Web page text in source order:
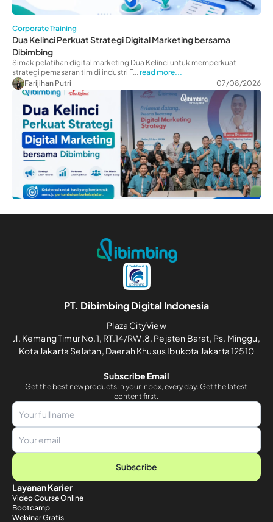
Corporate Training
Dua Kelinci Perkuat Strategi Digital Marketing bersama
Dibimbing
Simak pelatihan digital marketing Dua Kelinci untuk memperkuat
strategi pemasaran tim di industri F...read more...
Farijihan Putri
07/08/2026
PT. Dibimbing Digital Indonesia
Plaza CityView
Jl. Kemang Timur No.1, RT.14/RW.8, Pejaten Barat, Ps. Minggu,
Kota Jakarta Selatan, Daerah Khusus Ibukota Jakarta 12510
Subscribe Email
Get the best new products in your inbox, every day. Get the latest
content first.
Subscribe
Layanan Karier
Video Course Online
Bootcamp
Webinar Gratis